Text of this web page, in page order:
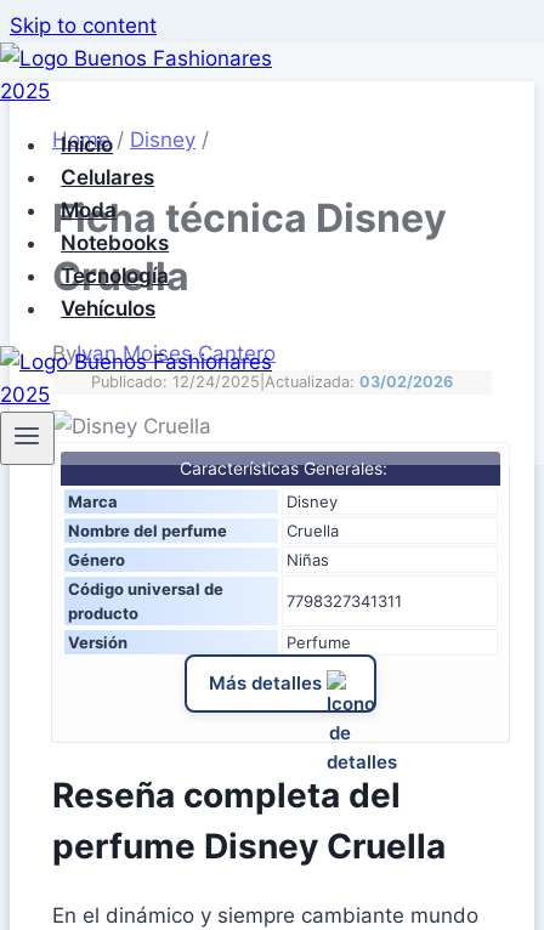
Skip to content
Inicio
Celulares
Moda
Notebooks
Tecnología
Vehículos
Home / Disney /
Ficha técnica Disney
Cruella
ByIvan Moises Cantero
Publicado: 12/24/2025 Actualizada: 03/02/2026
Características Generales:
Marca
Disney
Nombre del perfume
Cruella
Género
Niñas
Código universal de
producto
7798327341311
Versión Perfume
Más detalles
Reseña completa del
perfume Disney Cruella
En el dinámico y siempre cambiante mundo